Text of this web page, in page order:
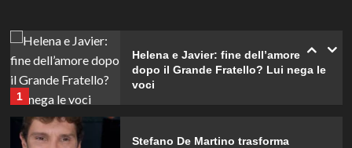
1
Helena e Javier: fine dell’amore
dopo il Grande Fratello? Lui nega le
voci
Stefano De Martino trasforma